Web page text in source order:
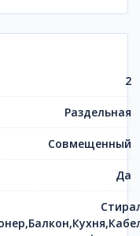
2
Раздельная
Совмещенный
Да